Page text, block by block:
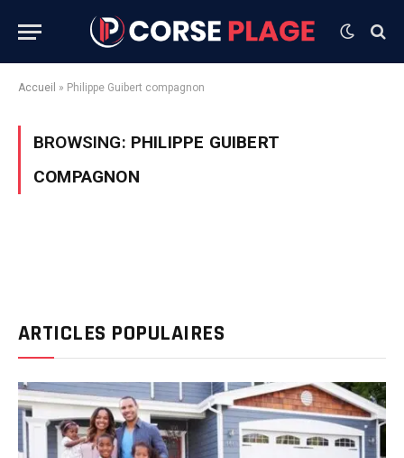
Accueil » Philippe Guibert compagnon
BROWSING: PHILIPPE GUIBERT
COMPAGNON
ARTICLES POPULAIRES